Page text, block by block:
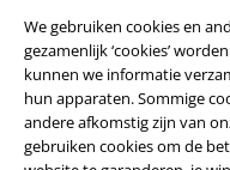
We gebruiken cookies en
gezamenlijk ‘cookies’
kunnen we informatie
hun apparaten. Sommige
andere afkomstig zijn van
gebruiken cookies om de
Legal